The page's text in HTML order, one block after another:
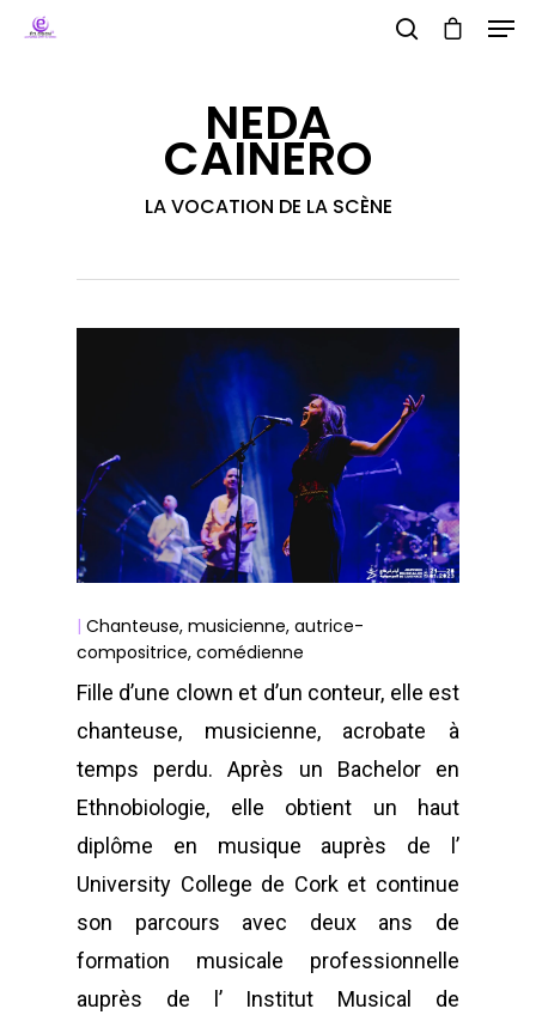
Hit enter to search or ESC to close
NEDA
CAINERO
LA VOCATION DE LA SCÈNE
| Chanteuse, musicienne, autrice-
compositrice, comédienne
Fille d’une clown et d’un conteur, elle est
chanteuse, musicienne, acrobate à
temps perdu. Après un Bachelor en
Ethnobiologie, elle obtient un haut
diplôme en musique auprès de l’
University College de Cork et continue
son parcours avec deux ans de
formation musicale professionnelle
auprès de l’ Institut Musical de